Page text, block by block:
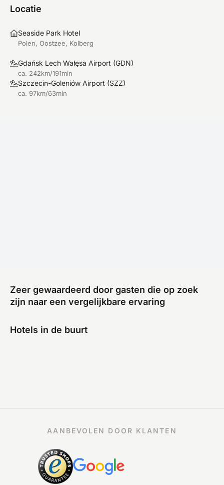
Locatie
Seaside Park Hotel
Polen, Oostzee, Kolberg
Gdańsk Lech Wałęsa Airport (GDN)
ca. 242km/191min
Szczecin-Goleniów Airport (SZZ)
ca. 97km/63min
Zeer gewaardeerd door gasten die op zoek
zijn naar een vergelijkbare ervaring
Hotels in de buurt
AANBEVOLEN DOOR KLANTEN